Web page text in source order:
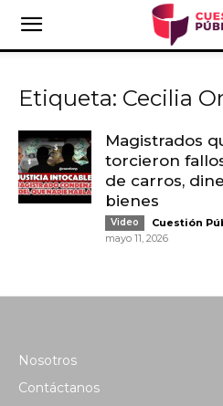
Etiqueta: Cecilia
Magistrados
torcieron
de carros,
bienes
Video Cuestión
mayo 11, 2026
Nosotros
Contáctanos